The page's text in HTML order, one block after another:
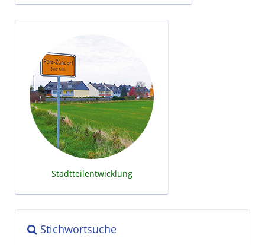
Stadtteilentwicklung
Stichwortsuche